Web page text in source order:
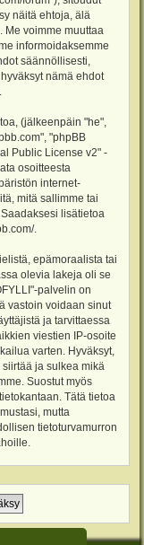
näitä ehtoja, älä
Me voimme muuttaa
informoidaksemme
säännöllisesti,
nämä ehdot
(jälkeenpäin "he",
"phpBB
Public License v2" -
osoitteesta
internet-
mitä sallimme tai
lisätietoa
.
epämoraalista tai
olevia lakeja oli se
palvelin on
vastoin voidaan sinut
ja tarvittaessa
viestien IP-osoite
varten. Hyväksyt,
ja sulkea mikä
Suostut myös
Tätä tietoa
mutta
tietoturvamurron